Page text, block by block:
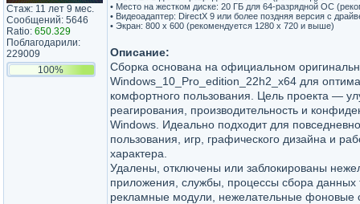
Стаж: 11 лет 9 мес.
Сообщений: 5646
Ratio: 650.329
Поблагодарили:
229009
100%
• Место на жестком диске: 20 ГБ для 64-разрядной ОС
• Видеоадаптер: DirectX 9 или более поздняя версия с
• Экран: 800 x 600 (рекомендуется 1280 x 720 и выше)
Описание:
Сборка основана на официальном
Windows_10_Pro_edition_22h2_x64 для
комфортного пользования. Цель проекта —
реагирования, производительность и
Windows. Идеально подходит для
пользования, игр, графического дизайна и
характера.
Удалены, отключены или заблокированы
приложения, службы, процессы сбора данных
рекламные модули, нежелательные фоновые